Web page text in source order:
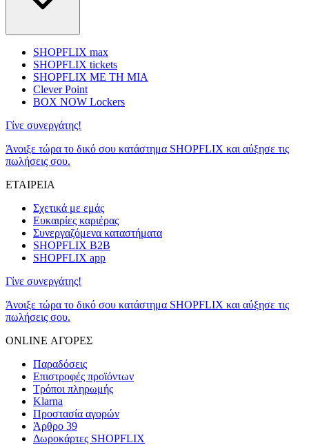
SHOPFLIX max
SHOPFLIX tickets
SHOPFLIX ΜΕ ΤΗ ΜΙΑ
Clever Point
BOX NOW Lockers
Γίνε συνεργάτης!
Άνοιξε τώρα το δικό σου κατάστημα SHOPFLIX και αύξησε τις
πωλήσεις σου.
ΕΤΑΙΡΕΙΑ
Σχετικά με εμάς
Ευκαιρίες καριέρας
Συνεργαζόμενα καταστήματα
SHOPFLIX B2B
SHOPFLIX app
Γίνε συνεργάτης!
Άνοιξε τώρα το δικό σου κατάστημα SHOPFLIX και αύξησε τις
πωλήσεις σου.
ONLINE ΑΓΟΡΕΣ
Παραδόσεις
Επιστροφές προϊόντων
Τρόποι πληρωμής
Klarna
Προστασία αγορών
Άρθρο 39
Δωροκάρτες SHOPFLIX